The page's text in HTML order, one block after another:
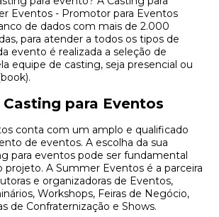
Eventos - Promotor para Eventos
de dados com mais de 2.000
para atender a todos os tipos de
evento é realizada a seleção de
equipe de casting, seja presencial ou
para Eventos
conta com um amplo e qualificado
de eventos. A escolha da sua
para eventos pode ser fundamental
projeto. A Summer Eventos é a parceira
e organizadoras de Eventos,
Workshops, Feiras de Negócio,
de Confraternização e Shows.